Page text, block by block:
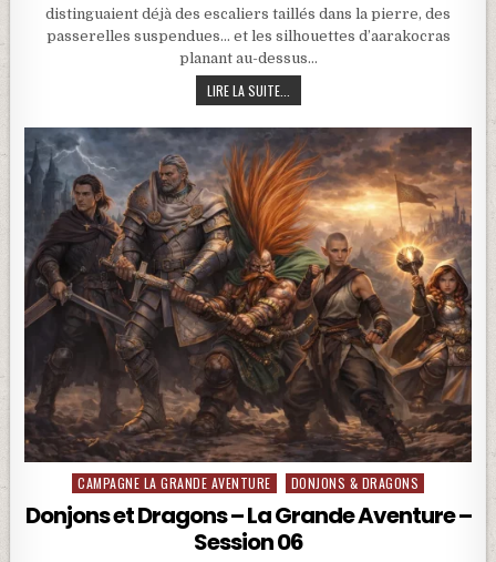
distinguaient déjà des escaliers taillés dans la pierre, des
passerelles suspendues… et les silhouettes d’aarakocras
planant au-dessus…
LIRE LA SUITE...
Posted in
CAMPAGNE LA GRANDE AVENTURE DONJONS & DRAGONS
Donjons et Dragons – La Grande Aventure –
Session 06